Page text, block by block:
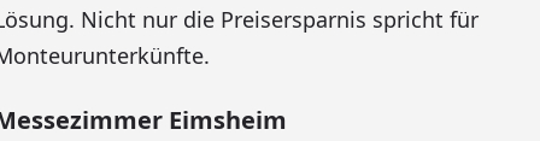
Nicht nur die Preisersparnis spricht für
Eimsheim